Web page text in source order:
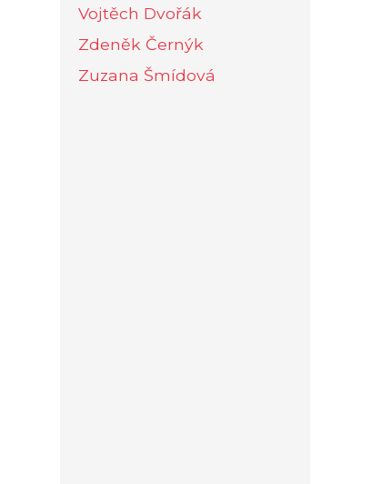
Vojtěch Dvořák
Zdeněk Černýk
Zuzana Šmídová